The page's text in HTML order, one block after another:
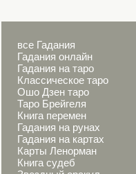
все Гадания
Гадания онлайн
Гадания на таро
Классическое таро
Ошо Дзен таро
Таро Брейгеля
Книга перемен
Гадания на рунах
Гадания на картах
Карты Ленорман
Книга судеб